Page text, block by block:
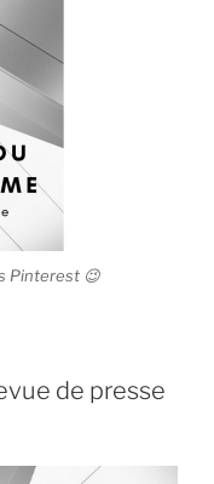
Pinterest 😉
de presse